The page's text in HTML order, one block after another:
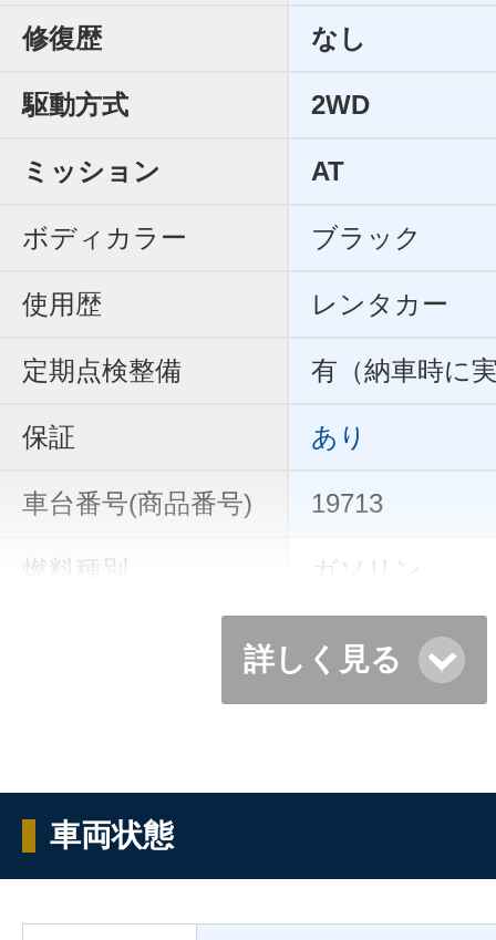
修復歴 なし
駆動方式 2WD
ミッション AT
ボディカラー ブラック
使用歴 レンタカー
定期点検整備 有（納車時に
保証 あり
車台番号(商品番号) 19713
燃料種別 ガソリン
詳しく見る
車両状態